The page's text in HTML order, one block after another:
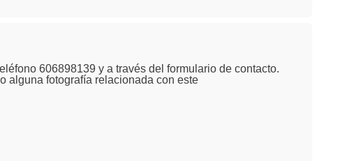
606898139 y a través del formulario de contacto.
alguna fotografía relacionada con este